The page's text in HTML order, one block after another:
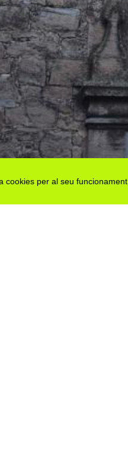
cookies per al seu funcionament.